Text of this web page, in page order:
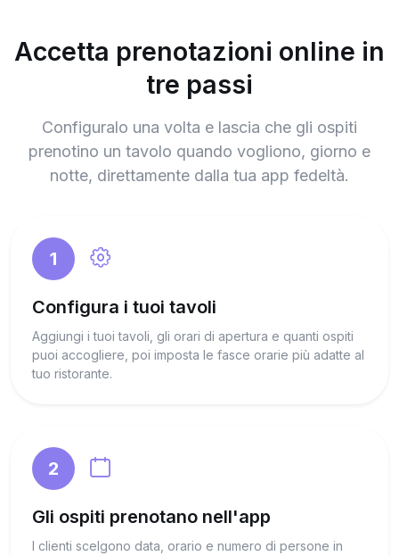
Accetta prenotazioni online in
tre passi
Configuralo una volta e lascia che gli ospiti
prenotino un tavolo quando vogliono, giorno e
notte, direttamente dalla tua app fedeltà.
1
Configura i tuoi tavoli
Aggiungi i tuoi tavoli, gli orari di apertura e quanti ospiti
puoi accogliere, poi imposta le fasce orarie più adatte al
tuo ristorante.
2
Gli ospiti prenotano nell'app
I clienti scelgono data, orario e numero di persone in